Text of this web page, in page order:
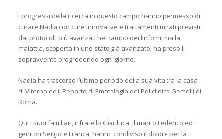
I progressi della ricerca in questo campo hanno permesso di
curare Nadia con cure innovative e trattamenti mirati previsti
dai protocolli più avanzati nel campo dei linfomi, ma la
malattia, scoperta in uno stato già avanzato, ha preso il
sopravvento progredendo ogni giorno.
Nadia ha trascorso l’ultimo periodo della sua vita tra la casa
di Viterbo ed il Reparto di Ematologia del Policlinico Gemelli di
Roma.
Qui i suoi familiari, il fratello Gianluca, il marito Federico ed i
genitori Sergio e Franca, hanno condiviso il dolore per la